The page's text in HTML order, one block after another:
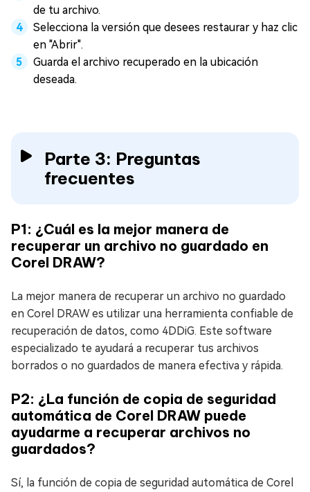
de tu archivo.
Selecciona la versión que desees restaurar y haz clic
en "Abrir".
Guarda el archivo recuperado en la ubicación
deseada.
Parte 3: Preguntas
frecuentes
P1: ¿Cuál es la mejor manera de
recuperar un archivo no guardado en
Corel DRAW?
La mejor manera de recuperar un archivo no guardado
en Corel DRAW es utilizar una herramienta confiable de
recuperación de datos, como 4DDiG. Este software
especializado te ayudará a recuperar tus archivos
borrados o no guardados de manera efectiva y rápida.
P2: ¿La función de copia de seguridad
automática de Corel DRAW puede
ayudarme a recuperar archivos no
guardados?
Sí, la función de copia de seguridad automática de Corel